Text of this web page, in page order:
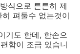
식으로 튼튼히 제
펴둘수 없는것이
기도 한데, 한손으
함이 조금 있습니